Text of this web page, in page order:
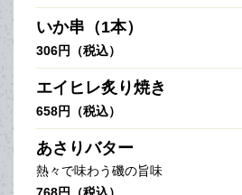
いか串（1本）
306円（税込）
エイヒレ炙り焼き
658円（税込）
あさりバター
熱々で味わう磯の旨味
768円（税込）